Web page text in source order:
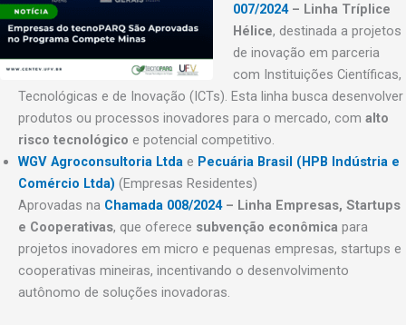
007/2024– Linha Tríplice
Hélice, destinada a projetos
de inovação em parceria
com Instituições Científicas,
Tecnológicas e de Inovação (ICTs). Esta linha busca desenvolver
produtos ou processos inovadores para o mercado, com alto
risco tecnológico e potencial competitivo.
WGV Agroconsultoria Ltda e Pecuária Brasil (HPB Indústria e
Comércio Ltda) (Empresas Residentes)
Aprovadas na Chamada 008/2024– Linha Empresas, Startups
e Cooperativas, que oferece subvenção econômica para
projetos inovadores em micro e pequenas empresas, startups e
cooperativas mineiras, incentivando o desenvolvimento
autônomo de soluções inovadoras.